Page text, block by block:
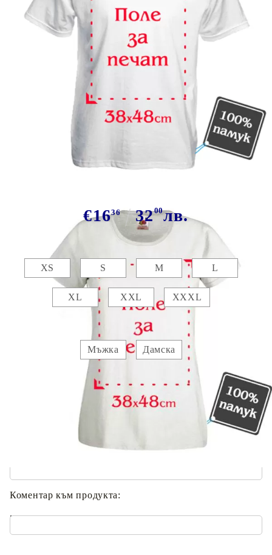
Сподели Tweet
Бяла тениска със снимка 38х48см
€1636 3200лв.
Таблица с размери
XS S M L
XL XXL XXXL
Мъжка Дамска
Добавете текст за отпечатване:
Коментар към продукта:
.